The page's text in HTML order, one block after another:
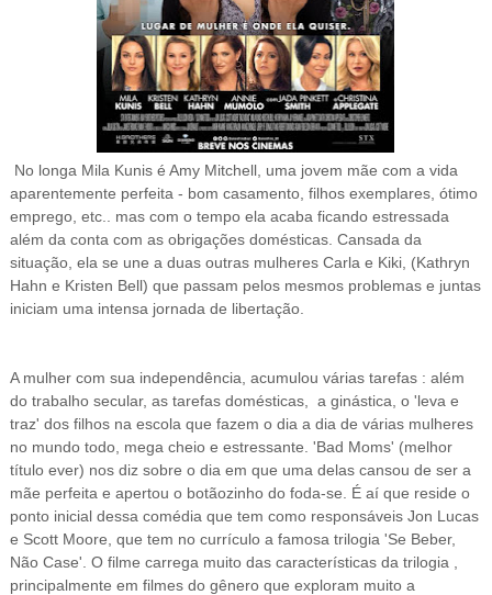
No longa Mila Kunis é Amy Mitchell, uma jovem mãe com a vida
aparentemente perfeita - bom casamento, filhos exemplares, ótimo
emprego, etc.. mas com o tempo ela acaba ficando estressada
além da conta com as obrigações domésticas. Cansada da
situação, ela se une a duas outras mulheres Carla e Kiki, (Kathryn
Hahn e Kristen Bell) que passam pelos mesmos problemas e juntas
iniciam uma intensa jornada de libertação.
A mulher com sua independência, acumulou várias tarefas : além
do trabalho secular, as tarefas domésticas, a ginástica, o 'leva e
traz' dos filhos na escola que fazem o dia a dia de várias mulheres
no mundo todo, mega cheio e estressante. 'Bad Moms' (melhor
título ever) nos diz sobre o dia em que uma delas cansou de ser a
mãe perfeita e apertou o botãozinho do foda-se. É aí que reside o
ponto inicial dessa comédia que tem como responsáveis Jon Lucas
e Scott Moore, que tem no currículo a famosa trilogia 'Se Beber,
Não Case'. O filme carrega muito das características da trilogia ,
principalmente em filmes do gênero que exploram muito a